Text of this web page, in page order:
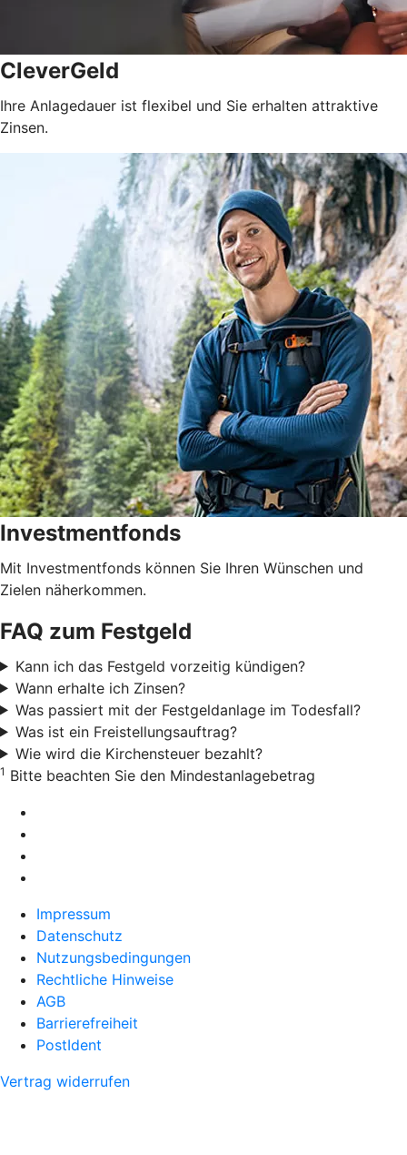
CleverGeld
Ihre Anlagedauer ist flexibel und Sie erhalten attraktive
Zinsen.
Investmentfonds
Mit Investmentfonds können Sie Ihren Wünschen und
Zielen näherkommen.
FAQ zum Festgeld
Kann ich das Festgeld vorzeitig kündigen?
Wann erhalte ich Zinsen?
Was passiert mit der Festgeldanlage im Todesfall?
Was ist ein Freistellungsauftrag?
Wie wird die Kirchensteuer bezahlt?
1 Bitte beachten Sie den Mindestanlagebetrag
Impressum
Datenschutz
Nutzungsbedingungen
Rechtliche Hinweise
AGB
Barrierefreiheit
PostIdent
Vertrag widerrufen